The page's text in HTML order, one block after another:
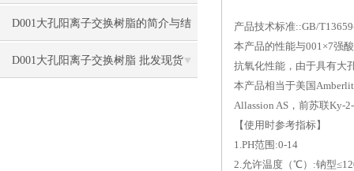
硬化工艺
D001大孔阳离子交换树脂的简介与结
构类型
D001大孔阳离子交换树脂 批发现货
产品技术标准::GB/
本产品的性能与001×7强
抗氧化性能，由于具有
本产品相当于美国
Allassion AS，前苏联Ky-
【使用时参考指标】
1.PH范围:0-14
2.允许温度（℃）:钠型